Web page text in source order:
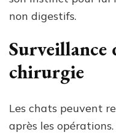
non digestifs.
Surveillance
chirurgie
Les chats peuvent
après les